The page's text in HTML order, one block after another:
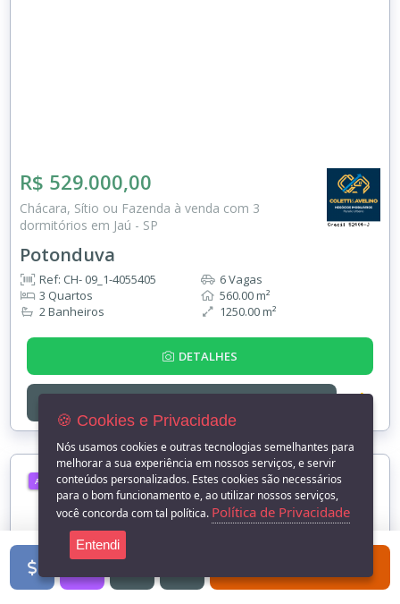
R$ 529.000,00
Chácara, Sítio ou Fazenda à venda com 3
dormitórios em Jaú - SP
Potonduva
Ref: CH- 09_1-4055405
3 Quartos
2 Banheiros
6 Vagas
560.00 m²
1250.00 m²
DETALHES
ALUGUEL
🍪 Cookies e Privacidade
Nós usamos cookies e outras tecnologias semelhantes para
melhorar a sua experiência em nossos serviços, e servir
conteúdos personalizados. Estes cookies são necessários
para o bom funcionamento e, ao utilizar nossos serviços,
você concorda com tal política. Política de Privacidade
Entendi